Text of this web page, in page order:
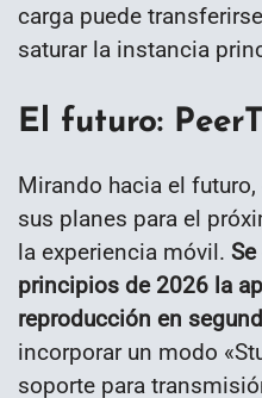
carga puede
saturar la instancia
El futuro:
Mirando hacia el
sus planes para el
la experiencia móvil.
principios de 2026 la
reproducción en
incorporar un modo
soporte para